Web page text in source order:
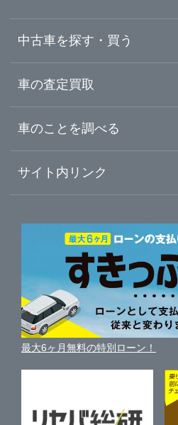
ガリバーときはま中百舌鳥店
ガリバー岸和田和泉店
ガリバー176号豊中店
ガリバー吹田千里丘店
ガリバー車検 枚方店
ガリバー枚方バイパス店
岸和田市
豊中市
吹田市
枚方市
泉佐野市
河内長野市
和泉市
奈良県
和歌山県
中古車を探す・買う
中古車情報・中古車検索
初めての中古車購入ガイド
中古車人気ランキング
自動車ローンを調べる
ガリバーの自動車ローン
車買い替えの基礎知識
近くのお店で車を探す
車の査定買取
車査定・車買取ならガリバー
ガリバーの査定が選ばれる理由
車を売る時よくある質問
便利な査定サービス
中古車買取相場（毎月更新）
車の個人売買ガイド
車のことを調べる
車初心者まとめ
新車・中古車カタログ
車の燃費を調べる
車種別クチコミ
車比較サイト
サイト内リンク
サイトマップ
サイトの使用条件
利用規約
保険代理店業務に関する基本方針
最大6ヶ月無料の特別ローン！